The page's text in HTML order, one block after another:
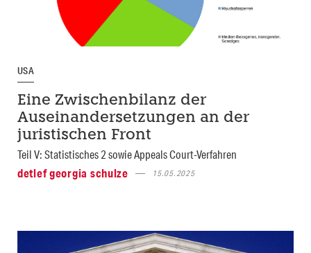
USA
Eine Zwischenbilanz der
Auseinandersetzungen an der
juristischen Front
Teil V: Statistisches 2 sowie Appeals Court-Verfahren
detlef georgia schulze
15.05.2025